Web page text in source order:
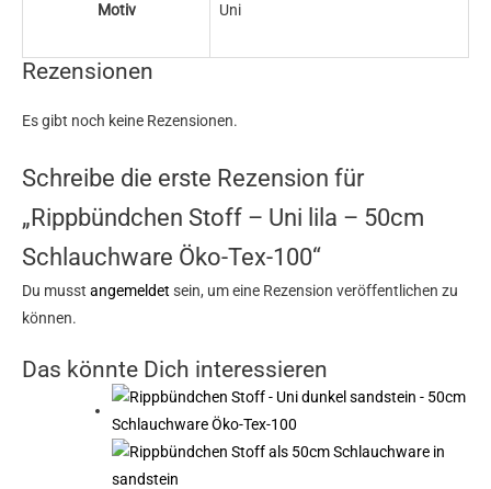
Motiv Uni
Rezensionen
Es gibt noch keine Rezensionen.
Schreibe die erste Rezension für
„Rippbündchen Stoff – Uni lila – 50cm
Schlauchware Öko-Tex-100“
Du musst angemeldet sein, um eine Rezension veröffentlichen zu
können.
Das könnte Dich interessieren